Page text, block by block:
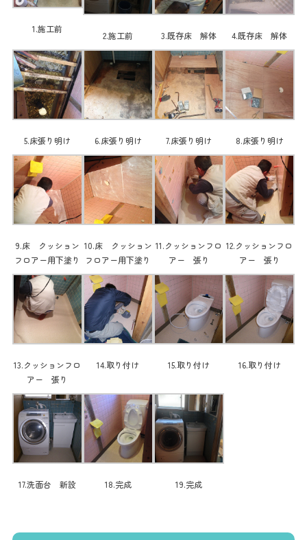
1.施工前
2.施工前 3.既存床 解体 4.既存床 解体
5.床張り明け 6.床張り明け 7.床張り明け 8.床張り明け
9.床 クッション
フロアー用下塗り
10.床 クッション
フロアー用下塗り
11.クッションフロ
アー 張り
12.クッションフロ
アー 張り
13.クッションフロ
アー 張り
14.取り付け 15.取り付け 16.取り付け
17.洗面台 新設 18.完成 19.完成